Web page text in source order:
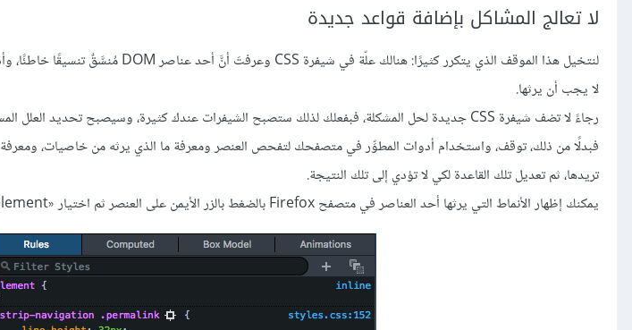
لا تعالج المشاكل بإضافة قواعد جديدة
لا يجب أن يرثها.
رجاءً لا تضف شيفرة CSS جديدة لحل المشكلة، فبفعلك لذلك ستصبح الشيفرات عندك كثيرة، وسيصبح تحديد العلل المستقبلية أصعب.
فبدلًا من ذلك، توقف، واستخدام أدوات المطوِّر في متصفحك لتفحص العنصر ومعرفة ما الذي يرثه من خاصيات، ومعرفة
تريدها، ثم تعديل تلك القاعدة لكي لا تؤدي إلى تلك النتيجة.
يمكنك إظهار الأنماط التي يرثها أحد العناصر في متصفح Firefox بالضغط بالزر الأيمن على العنصر ثم اختيار «Inspect element».